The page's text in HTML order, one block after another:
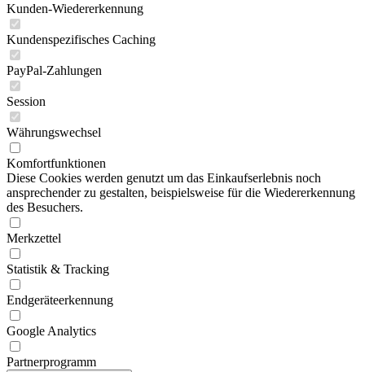
Kunden-Wiedererkennung
Kundenspezifisches Caching
PayPal-Zahlungen
Session
Währungswechsel
Komfortfunktionen
Diese Cookies werden genutzt um das Einkaufserlebnis noch
ansprechender zu gestalten, beispielsweise für die Wiedererkennung
des Besuchers.
Merkzettel
Statistik & Tracking
Endgeräteerkennung
Google Analytics
Partnerprogramm